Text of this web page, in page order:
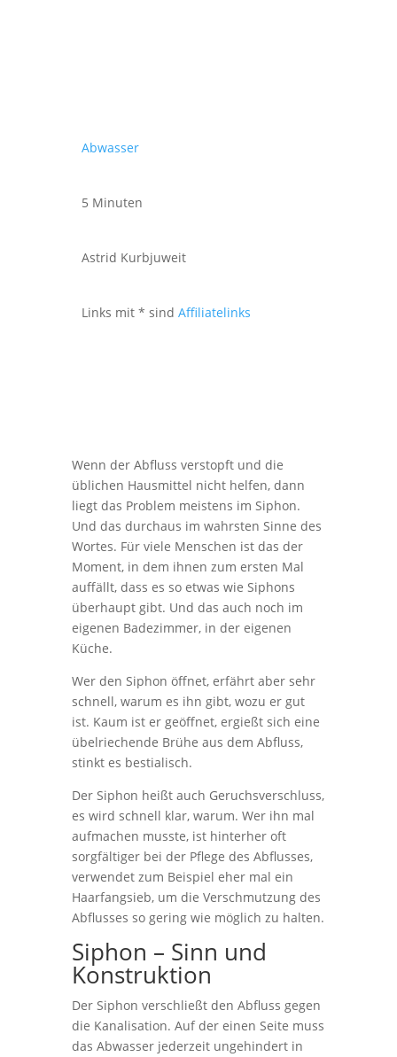
Abwasser
5 Minuten
Astrid Kurbjuweit
Links mit * sind Affiliatelinks
Wenn der Abfluss verstopft und die
üblichen Hausmittel nicht helfen, dann
liegt das Problem meistens im Siphon.
Und das durchaus im wahrsten Sinne des
Wortes. Für viele Menschen ist das der
Moment, in dem ihnen zum ersten Mal
auffällt, dass es so etwas wie Siphons
überhaupt gibt. Und das auch noch im
eigenen Badezimmer, in der eigenen
Küche.
Wer den Siphon öffnet, erfährt aber sehr
schnell, warum es ihn gibt, wozu er gut
ist. Kaum ist er geöffnet, ergießt sich eine
übelriechende Brühe aus dem Abfluss,
stinkt es bestialisch.
Der Siphon heißt auch Geruchsverschluss,
es wird schnell klar, warum. Wer ihn mal
aufmachen musste, ist hinterher oft
sorgfältiger bei der Pflege des Abflusses,
verwendet zum Beispiel eher mal ein
Haarfangsieb, um die Verschmutzung des
Abflusses so gering wie möglich zu halten.
Siphon – Sinn und
Konstruktion
Der Siphon verschließt den Abfluss gegen
die Kanalisation. Auf der einen Seite muss
das Abwasser jederzeit ungehindert in